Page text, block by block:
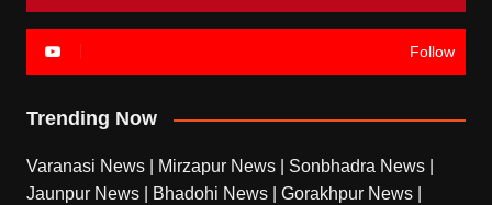
Follow
Trending Now
Varanasi News Mirzapur News Sonbhadra News
Jaunpur News
Bhadohi News Gorakhpur News